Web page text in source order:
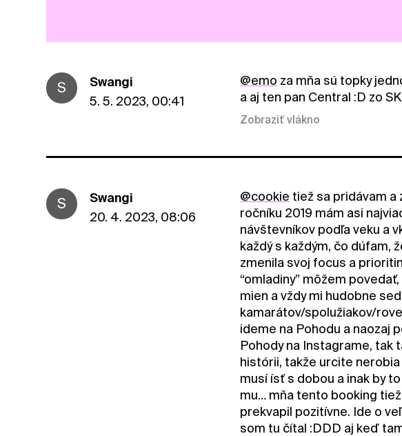
S
Swangi
5. 5. 2023, 00:41
@emo za mňa sú topky
a aj ten pan Central :D zo
Zobraziť vlákno
S
Swangi
20. 4. 2023, 08:06
@cookie tiež sa pridávam a
ročníku 2019 mám asi
návštevníkov podľa veku a
každý s každým, čo dúfam,
zmenila svoj focus a
“omladiny” môžem
mien a vždy mi hudobne
kamarátov/spolužiakov/
ideme na Pohodu a naozaj
Pohody na Instagrame, tak
histórii, takže urcite
musí ísť s dobou a inak by
mu… mňa tento booking
prekvapil pozitívne. Ide o
som tu čítal :DDD aj keď